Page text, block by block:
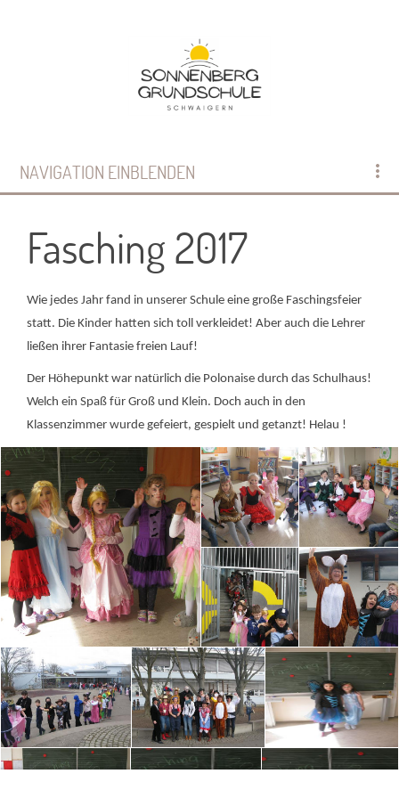
NAVIGATION EINBLENDEN
Fasching 2017
Wie jedes Jahr fand in unserer Schule eine große Faschingsfeier
statt. Die Kinder hatten sich toll verkleidet! Aber auch die Lehrer
ließen ihrer Fantasie freien Lauf!
Der Höhepunkt war natürlich die Polonaise durch das Schulhaus!
Welch ein Spaß für Groß und Klein. Doch auch in den
Klassenzimmer wurde gefeiert, gespielt und getanzt! Helau !